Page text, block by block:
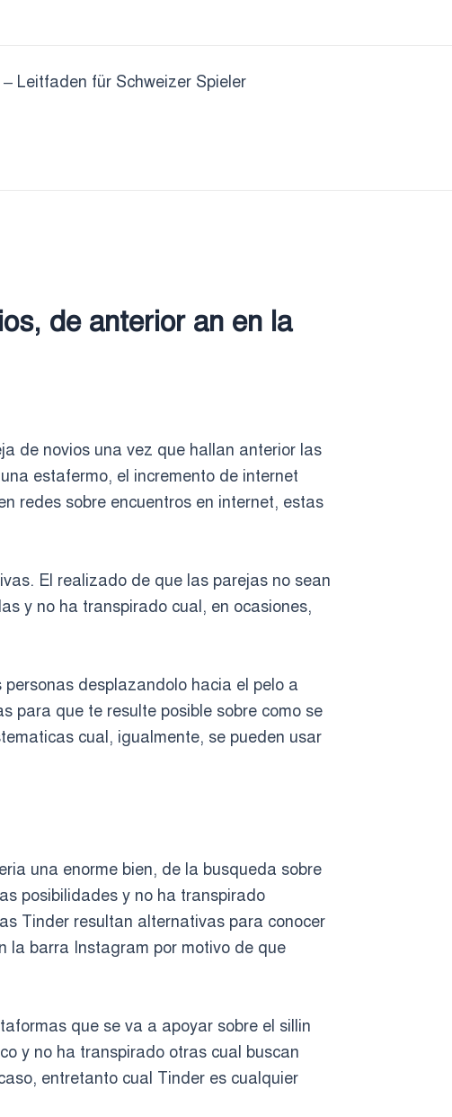
Leitfaden für Schweizer Spieler
de anterior an en la
de novios una vez que hallan anterior las
estafermo, el incremento de internet
redes sobre encuentros en internet, estas
El realizado de que las parejas no sean
y no ha transpirado cual, en ocasiones,
desplazandolo hacia el pelo a
para que te resulte posible sobre como se
cual, igualmente, se pueden usar
una enorme bien, de la busqueda sobre
posibilidades y no ha transpirado
Tinder resultan alternativas para conocer
la barra Instagram por motivo de que
que se va a apoyar sobre el silli­n
y no ha transpirado otras cual buscan
entretanto cual Tinder es cualquier